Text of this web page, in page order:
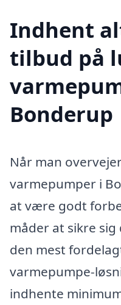
Indhent
tilbud på
Bonderup
Når man
varmepumper i
at være godt
måder at sikre
den mest
varmepumpe-
indhente